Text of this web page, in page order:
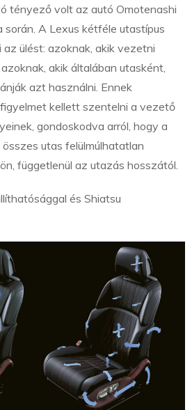
tényező volt az autó Omotenashi
során. A Lexus kétféle utastípus
ülést: azoknak, akik vezetni
akik általában utasként,
azt használni. Ennek
kellett szentelni a vezető
gondoskodva arról, hogy a
utas felülmúlhatatlan
függetlenül az utazás hosszától.
és Shiatsu